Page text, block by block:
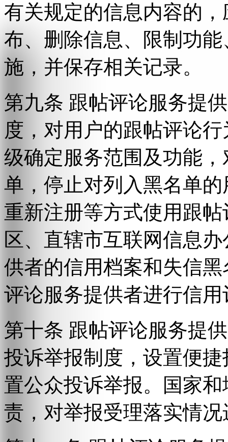
有关规定的信息内容的
布、删除信息、限制功
施，并保存相关记录。
第九条 跟帖评论服务提
度，对用户的跟帖评论
级确定服务范围及功能
单，停止对列入黑名单
重新注册等方式使用跟
区、直辖市互联网信息
供者的信用档案和失信
评论服务提供者进行信用
第十条 跟帖评论服务提
投诉举报制度，设置便
置公众投诉举报。国家
责，对举报受理落实情